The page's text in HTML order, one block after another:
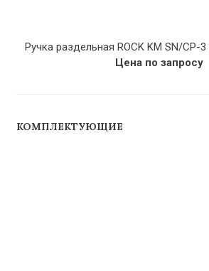
Ручка раздельная ROCK KM SN/CP-
Цена по запросу
КОМПЛЕКТУЮЩИЕ